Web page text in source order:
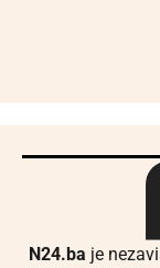
N24.ba je